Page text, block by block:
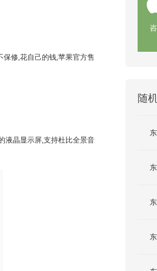
保修,花自己的钱,苹果官方售
液晶显示屏,支持杜比全景音
随